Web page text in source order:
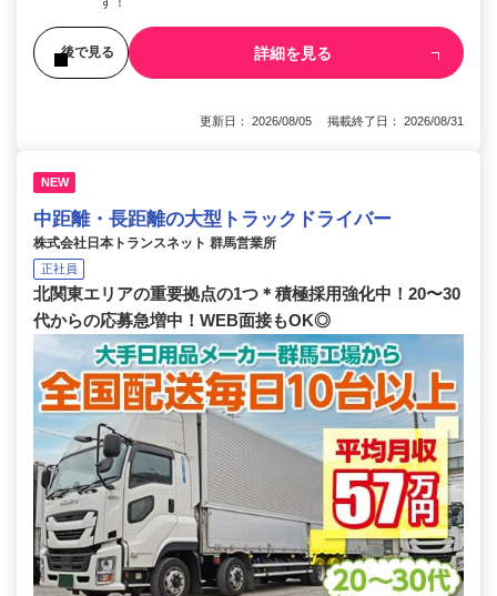
後で見る 詳細を見る
更新日： 2026/08/05 掲載終了日： 2026/08/31
NEW
中距離・長距離の大型トラックドライバー
株式会社日本トランスネット 群馬営業所
正社員
北関東エリアの重要拠点の1つ＊積極採用強化中！20〜30
代からの応募急増中！WEB面接もOK◎